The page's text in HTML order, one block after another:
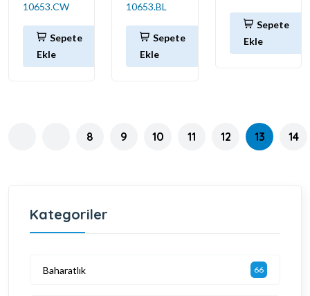
10653.CW
Sepete
Ekle
10653.BL
Sepete
Ekle
Sepete
Ekle
8 9 10 11 12 13 14
Kategoriler
Baharatlık 66